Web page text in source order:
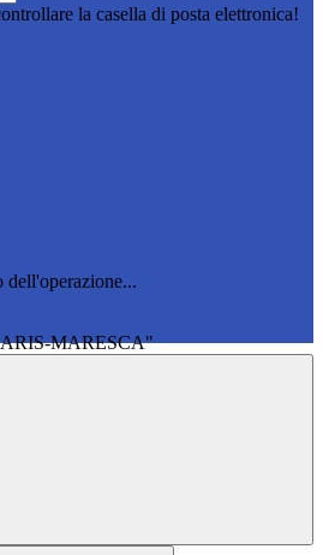
la casella di posta elettronica!
dell'operazione...